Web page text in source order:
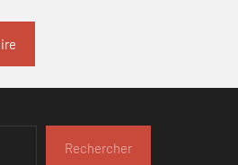
Rechercher